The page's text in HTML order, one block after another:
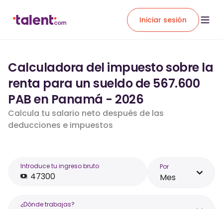
Iniciar sesión
Calculadora del impuesto sobre la
renta para un sueldo de 567.600
PAB en Panamá - 2026
Calcula tu salario neto después de las
deducciones e impuestos
Introduce tu ingreso bruto Por
Mes
¿Dónde trabajas?